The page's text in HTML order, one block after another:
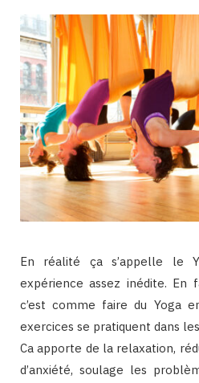
En réalité ça s’appelle le
expérience assez inédite. En
c’est comme faire du Yoga
exercices se pratiquent dans
Ca apporte de la relaxation,
d’anxiété, soulage les